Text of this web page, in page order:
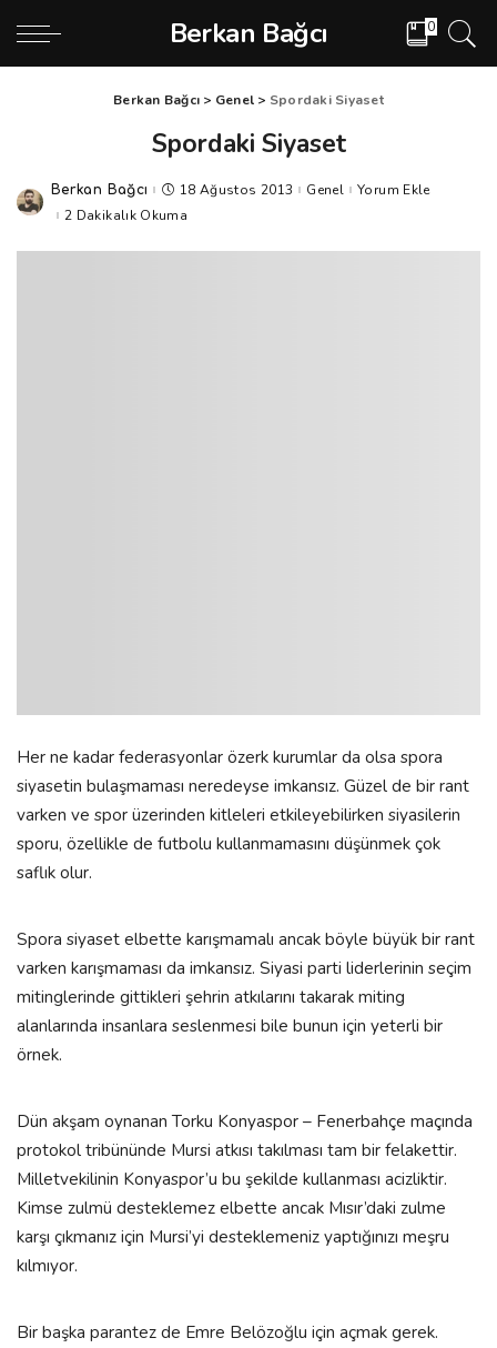
Berkan Bağcı 0
Berkan Bağcı > Genel > Spordaki Siyaset
Spordaki Siyaset
Posted
by
Berkan Bağcı 18 Ağustos 2013 Genel
Yorum Ekle
2 Dakikalık Okuma
Her ne kadar federasyonlar özerk kurumlar da olsa spora
siyasetin bulaşmaması neredeyse imkansız. Güzel de bir rant
varken ve spor üzerinden kitleleri etkileyebilirken siyasilerin
sporu, özellikle de futbolu kullanmamasını düşünmek çok
saflık olur.
Spora siyaset elbette karışmamalı ancak böyle büyük bir rant
varken karışmaması da imkansız. Siyasi parti liderlerinin seçim
mitinglerinde gittikleri şehrin atkılarını takarak miting
alanlarında insanlara seslenmesi bile bunun için yeterli bir
örnek.
Dün akşam oynanan Torku Konyaspor – Fenerbahçe maçında
protokol tribününde Mursi atkısı takılması tam bir felakettir.
Milletvekilinin Konyaspor’u bu şekilde kullanması acizliktir.
Kimse zulmü desteklemez elbette ancak Mısır’daki zulme
karşı çıkmanız için Mursi’yi desteklemeniz yaptığınızı meşru
kılmıyor.
Bir başka parantez de Emre Belözoğlu için açmak gerek.